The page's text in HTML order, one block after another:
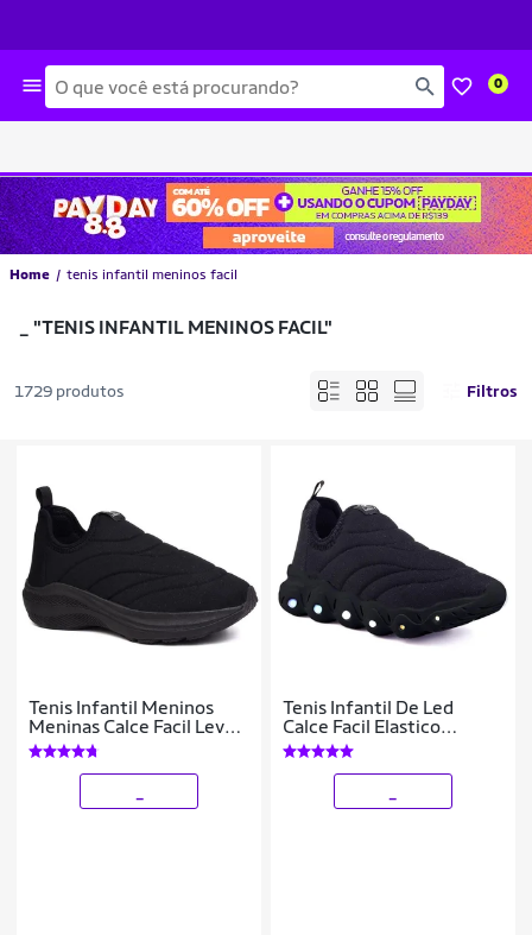
Busca 0
Home tenis infantil meninos facil
"TENIS INFANTIL MENINOS FACIL"
1729 produtos Filtros
Tenis Infantil Meninos
Meninas Calce Facil Leve
Tipo Meia
Tenis Infantil De Led
Calce Facil Elastico
Meninos Masculino